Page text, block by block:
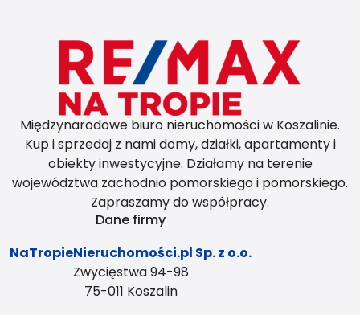
Międzynarodowe biuro nieruchomości w Koszalinie.
Kup i sprzedaj z nami domy, działki, apartamenty i
obiekty inwestycyjne. Działamy na terenie
województwa zachodnio pomorskiego i pomorskiego.
Zapraszamy do współpracy.
Dane firmy
NaTropieNieruchomości.pl Sp. z o.o.
Zwycięstwa 94-98
75-011 Koszalin